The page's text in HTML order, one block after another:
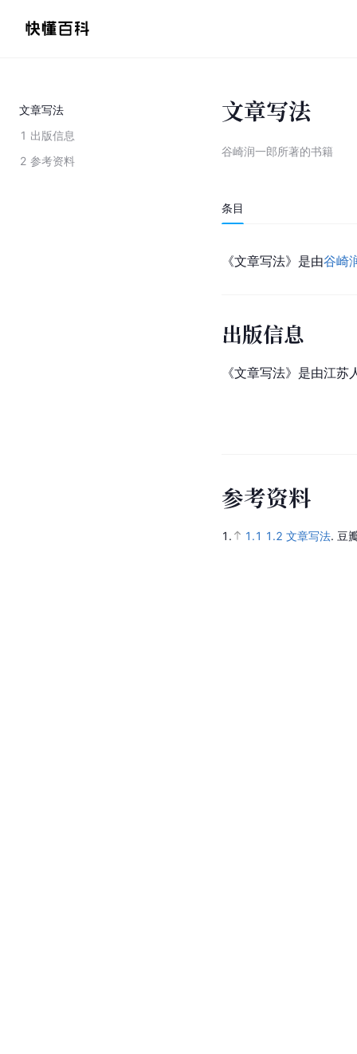
文章写法
1 出版信息
2 参考资料
文章写法
谷崎润一郎所著的书籍
条目
《文章写法》是由谷崎
出版信息
《文章写法》是由江
参考资料
1. 1.1 1.2 文章写法. 豆